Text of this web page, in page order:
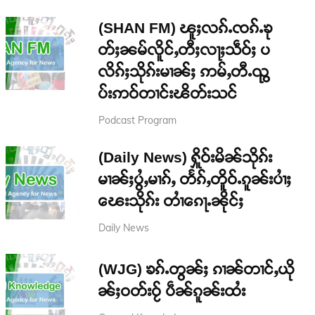
(SHAN FM) ၽူႈလၵ်ႉၸၵ်ႉၶု
တ်ႈၼမ်လိူင်ႇတီႈလႃႈသဵဝ်ႈ ပ
လိၵ်ႈသိုၵ်းမၢၼ်ႈ ဢမ်ႇတီႉၺွ
ပ်းဢဝ်တၢင်းၽိတ်းသင်
Podcast Program
(Daily News) ႁိူဝ်းမိၼ်သိုၵ်း
မၢၼ်ႈပွႆႇမၢၵ်ႇ တႅၵ်ႇတိူဝ်ႉၵူၼ်းပၢႆႈ
ၽေးသိုၵ်း တၢႆၵေႃႉၼိုင်ႈ
Daily News
(WJG) ၶၵ်ႉတွၼ်ႈ ၵၢၼ်တၢင်ႇယို
ၼ်ႈဝတ်းဝႂ် ပဵၼ်ၵူၼ်းထႆး